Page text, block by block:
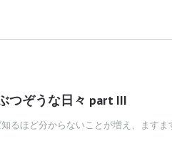
つぞうな日々 part III
るほど分からないことが増え、ますま